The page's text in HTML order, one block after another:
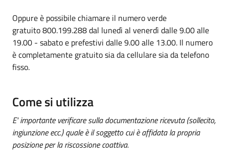
Oppure è possibile chiamare il numero verde
gratuito 800.199.288 dal lunedì al venerdì dalle 9.00 alle
19.00 - sabato e prefestivi dalle 9.00 alle 13.00. Il numero
è completamente gratuito sia da cellulare sia da telefono
fisso.
Come si utilizza
E' importante verificare sulla documentazione ricevuta (sollecito,
ingiunzione ecc.) quale è il soggetto cui è affidata la propria
posizione per la riscossione coattiva.